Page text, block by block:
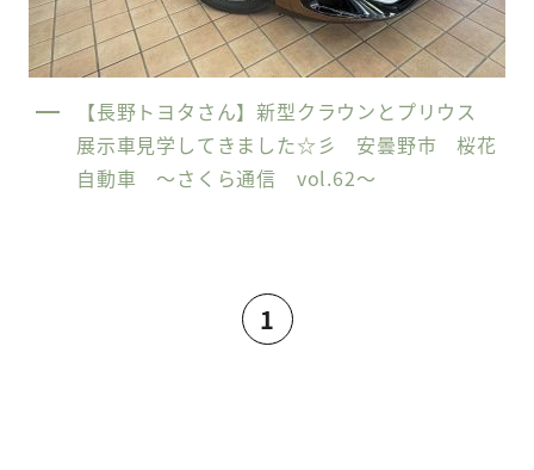
【長野トヨタさん】新型クラウンとプリウス
展示車見学してきました☆彡 安曇野市 桜花
自動車 〜さくら通信 vol.62〜
1